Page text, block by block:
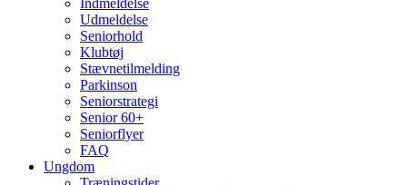
Indmeldelse
Udmeldelse
Seniorhold
Klubtøj
Stævnetilmelding
Parkinson
Seniorstrategi
Senior 60+
Seniorflyer
FAQ
Ungdom